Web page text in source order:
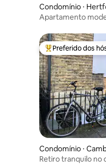
Condomínio ⋅
Apartamento
Entre os melhores
Preferido dos
Condomínio ⋅
re
Retiro tranquilo no